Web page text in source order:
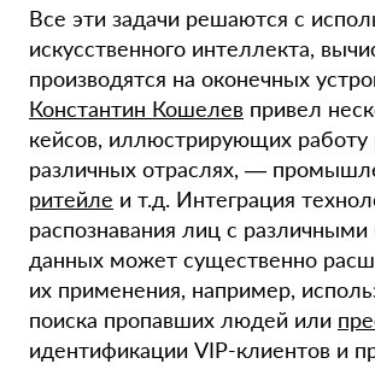
Все эти задачи решаются с
искусственного интеллекта,
производятся на оконечных
Константин Кошелев привел
кейсов, иллюстрирующих
различных отраслях, —
ритейле и т.д. Интеграция
распознавания лиц с различными
данных может существенно
их применения, например,
поиска пропавших людей или
идентификации VIP-клиентов и